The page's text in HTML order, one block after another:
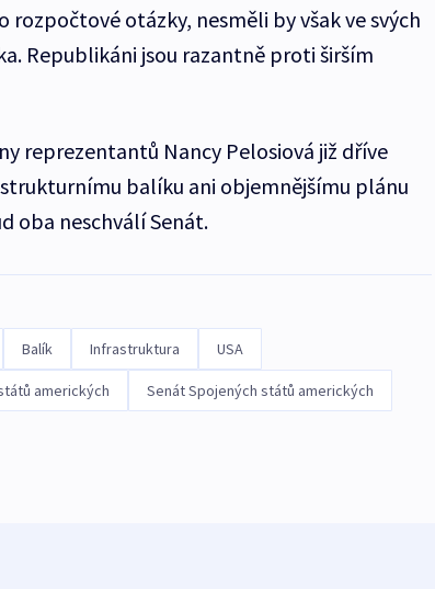
otázky, nesměli by však ve svých
Republikáni jsou razantně proti širším
reprezentantů Nancy Pelosiová již dříve
balíku ani objemnějšímu plánu
oba neschválí Senát.
Balík Infrastruktura USA
amerických Senát Spojených států amerických